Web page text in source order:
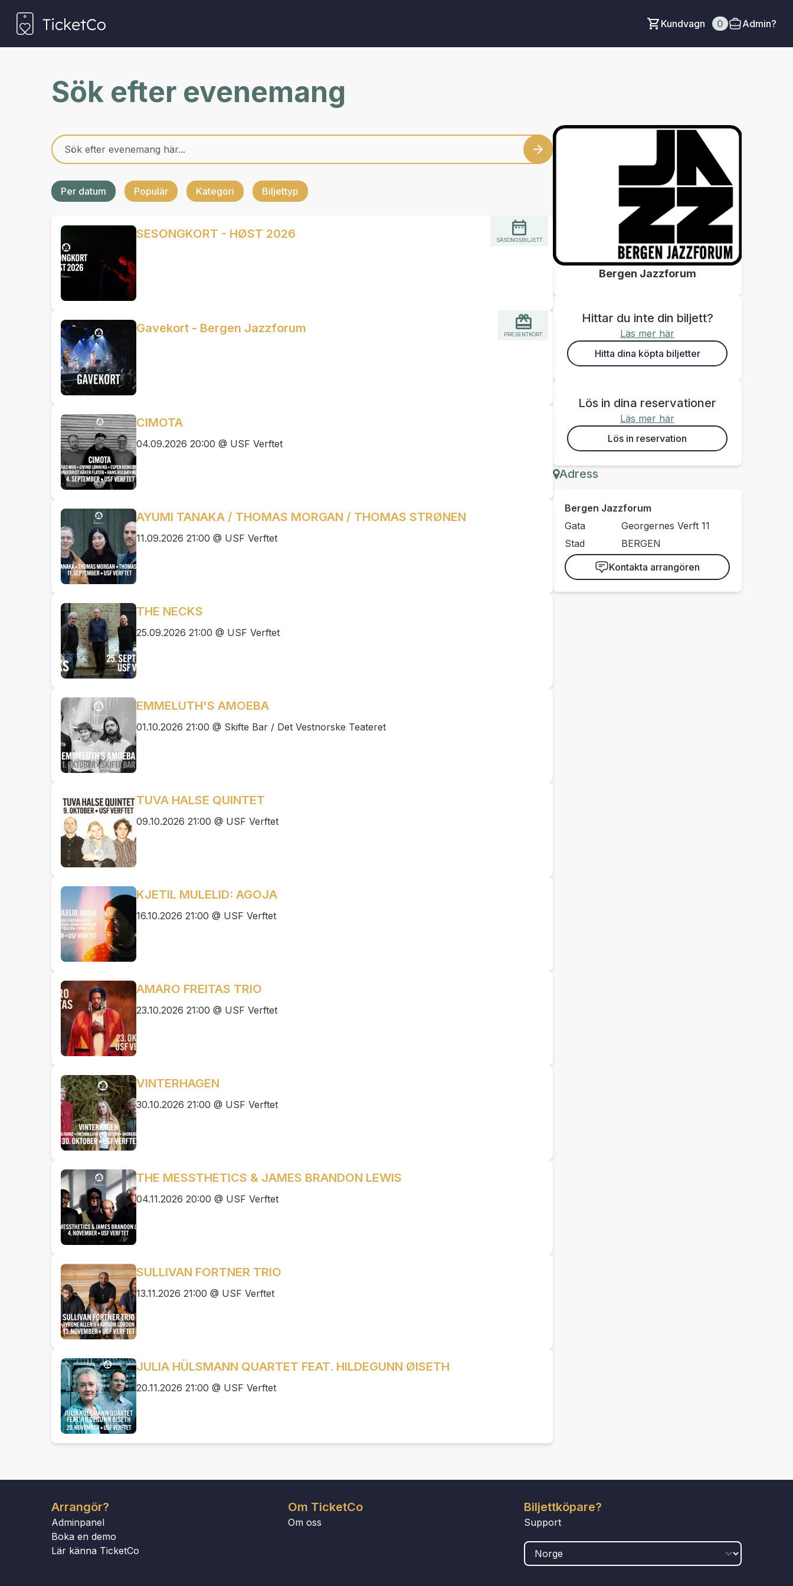
Kundvagn 0 Admin?
Sök efter evenemang
Per datum Populär Kategori Biljettyp
SESONGKORT - HØST 2026 SÄSONGSBILJETT
Gavekort - Bergen Jazzforum PRESENTKORT
CIMOTA
04.09.2026 20:00 @ USF Verftet
AYUMI TANAKA / THOMAS MORGAN / THOMAS STRØNEN
11.09.2026 21:00 @ USF Verftet
THE NECKS
25.09.2026 21:00 @ USF Verftet
EMMELUTH'S AMOEBA
01.10.2026 21:00 @ Skifte Bar / Det Vestnorske Teateret
TUVA HALSE QUINTET
09.10.2026 21:00 @ USF Verftet
KJETIL MULELID: AGOJA
16.10.2026 21:00 @ USF Verftet
AMARO FREITAS TRIO
23.10.2026 21:00 @ USF Verftet
VINTERHAGEN
30.10.2026 21:00 @ USF Verftet
THE MESSTHETICS & JAMES BRANDON LEWIS
04.11.2026 20:00 @ USF Verftet
SULLIVAN FORTNER TRIO
13.11.2026 21:00 @ USF Verftet
JULIA HÜLSMANN QUARTET FEAT. HILDEGUNN ØISETH
20.11.2026 21:00 @ USF Verftet
Bergen Jazzforum
Hittar du inte din biljett?
Läs mer här
Hitta dina köpta biljetter
Lös in dina reservationer
Läs mer här
Lös in reservation
Adress
Bergen Jazzforum
Gata
Georgernes Verft 11
Stad
BERGEN
Kontakta arrangören
Arrangör?
Adminpanel
Boka en demo
Lär känna TicketCo
Om TicketCo
Om oss
Biljettköpare?
Support